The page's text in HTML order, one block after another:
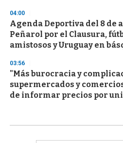
04:00
Agenda Deportiva del 8 de
Peñarol por el Clausura,
amistosos y Uruguay en
03:56
"Más burocracia y
supermercados y
de informar precios por